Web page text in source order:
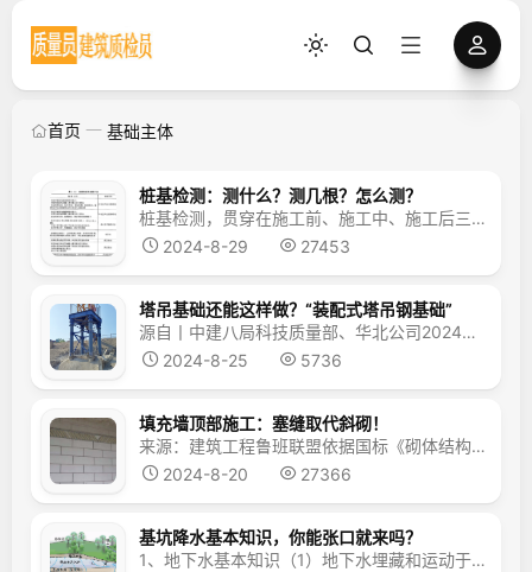
首页 基础主体
桩基检测：测什么？测几根？怎么测？
桩基检测，贯穿在施工前、施工中、施工后三个阶段，分别检测：施工前：①单桩极限承载力施工中：②成孔质量施工后：③桩身完整性④单桩承载力单桩极限承载力、单桩承载力：有何区别？谁大谁小？单桩极限承载力是桩基在达到破坏状态前能够承受的最大荷载，是一个理论上的最大值。单桩承载力设计值则是在单桩极限承载力的基础上，除以安全系数（规范中为1.65左右），以确保结构的安全性...
2024-8-29
27453
塔吊基础还能这样做？“装配式塔吊钢基础”
源自丨中建八局科技质量部、华北公司2024年8月21日，中建八局华北公司在医大二院项目成功举办了“装配式塔吊钢基础”产品推介及现场观摩会，旨在推广公司最新研发的这一创新产品，并为行业同仁提供交流合作的平台。 “装配式塔吊钢基础”通过标准化、模块化设计，适应复杂施工环境，并已成功应用于多个项目，显著提...
2024-8-25
5736
填充墙顶部施工：塞缝取代斜砌！
来源：建筑工程鲁班联盟依据国标《砌体结构工程施工质量验收规范》GB50203：填充墙与承重主体结构间的空（缝）隙部位施工，应在填充墙砌筑14d后进行，但未对顶部做法做出具体要求，目前有两种施工工艺：斜砌和塞缝。传统工艺是顶砖斜砌，但是并不能有效地实现砌体与主体紧密结合，连接处开裂问题较为严重；取代工艺是顶部塞缝，采用防腐木楔结合膨胀混凝土或砂浆填塞，解决了交...
2024-8-20
27366
基坑降水基本知识，你能张口就来吗？
1、地下水基本知识（1）地下水埋藏和运动于地面以下各种不同深度含水层中的水。（2） 含水层充满地下水的层状透水岩层（土层），是地下水的储存和运动的场所。（3） 隔水层不能透过和给出水量，或透水和给水均微不足道的岩层（土层）。（4） 承压含水层位于两个连续隔水层之间的含水层。（5）承压水充满于两个隔水层（弱透水层）之间的含水层中的水。（6...